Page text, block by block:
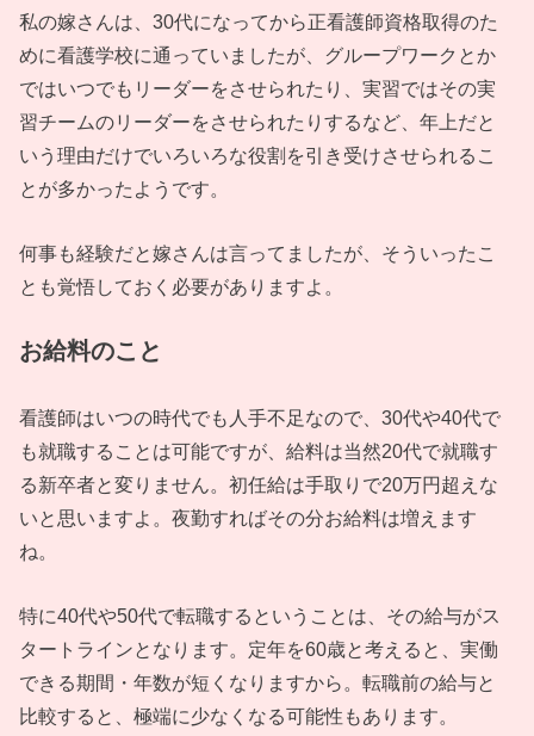
私の嫁さんは、30代になってから正看護師資格取得のた
めに看護学校に通っていましたが、グループワークとか
ではいつでもリーダーをさせられたり、実習ではその実
習チームのリーダーをさせられたりするなど、年上だと
いう理由だけでいろいろな役割を引き受けさせられるこ
とが多かったようです。
何事も経験だと嫁さんは言ってましたが、そういったこ
とも覚悟しておく必要がありますよ。
お給料のこと
看護師はいつの時代でも人手不足なので、30代や40代で
も就職することは可能ですが、給料は当然20代で就職す
る新卒者と変りません。初任給は手取りで20万円超えな
いと思いますよ。夜勤すればその分お給料は増えます
ね。
特に40代や50代で転職するということは、その給与がス
タートラインとなります。定年を60歳と考えると、実働
できる期間・年数が短くなりますから。転職前の給与と
比較すると、極端に少なくなる可能性もあります。